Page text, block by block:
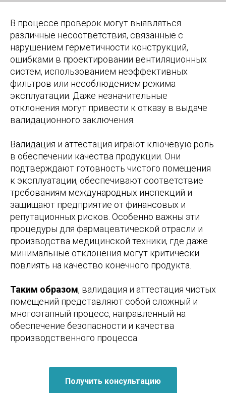
В процессе проверок могут выявляться
различные несоответствия, связанные с
нарушением герметичности конструкций,
ошибками в проектировании вентиляционных
систем, использованием неэффективных
фильтров или несоблюдением режима
эксплуатации. Даже незначительные
отклонения могут привести к отказу в выдаче
валидационного заключения.
Валидация и аттестация играют ключевую роль
в обеспечении качества продукции. Они
подтверждают готовность чистого помещения
к эксплуатации, обеспечивают соответствие
требованиям международных инспекций и
защищают предприятие от финансовых и
репутационных рисков. Особенно важны эти
процедуры для фармацевтической отрасли и
производства медицинской техники, где даже
минимальные отклонения могут критически
повлиять на качество конечного продукта.
Таким образом, валидация и аттестация чистых
помещений представляют собой сложный и
многоэтапный процесс, направленный на
обеспечение безопасности и качества
производственного процесса.
Получить консультацию